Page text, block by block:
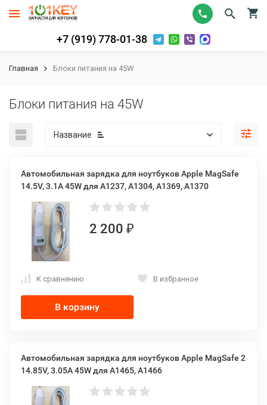
+7 (919) 778-01-38
Главная Блоки питания на 45W
Блоки питания на 45W
Название
Автомобильная зарядка для ноутбуков Apple MagSafe
14.5V, 3.1A 45W для A1237, A1304, A1369, A1370
2 200 ₽
К сравнению В избранное
В корзину
Автомобильная зарядка для ноутбуков Apple MagSafe 2
14.85V, 3.05A 45W для A1465, A1466